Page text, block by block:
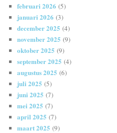
februari 2026 (5)
januari 2026 (3)
december 2025 (4)
november 2025 (9)
oktober 2025 (9)
september 2025 (4)
augustus 2025 (6)
juli 2025 (5)
juni 2025 (7)
mei 2025 (7)
april 2025 (7)
maart 2025 (9)